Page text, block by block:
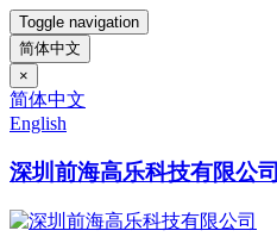
Toggle navigation
简体中文
×
简体中文
English
深圳前海高乐科技有限公司